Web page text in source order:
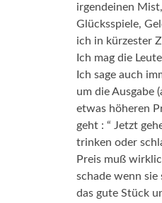
irgendeinen
Glücksspiele,
ich in kürzester
Ich mag die
Ich sage auch
um die Ausgabe
etwas höheren
geht : “ Jetzt
trinken oder
Preis muß
schade wenn
das gute Stück